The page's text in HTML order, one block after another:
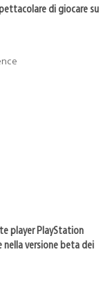
di giocare su
player PlayStation
versione beta dei